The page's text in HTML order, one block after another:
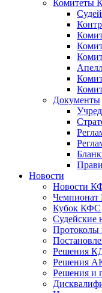
Комитеты
Документы
Новости
Новости
Кубок КФС
Судейские
Протоколы
Решения
Решения
Решения и